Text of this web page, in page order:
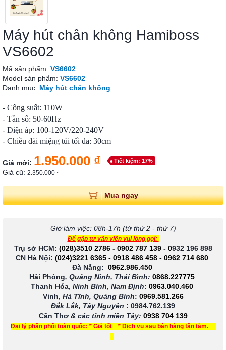
Máy hút chân không Hamiboss
VS6602
Mã sản phẩm: VS6602
Model sản phẩm: VS6602
Danh mục: Máy hút chân không
- Công suất: 110W
- Tần số: 50-60Hz
- Điện áp: 100-120V/220-240V
- Chiều dài miệng túi tối đa: 30cm
Giá mới: 1.950.000 ₫ Tiết kiệm: 17%
Giá cũ: 2.350.000 ₫
Mua ngay
Giờ làm việc: 08h-17h (từ thứ 2 - thứ 7)
Để gặp tư vấn viên vui lòng gọi:
Trụ sở HCM: (028)3510 2786 - 0902 787 139- 0932 196 898
CN Hà Nội: (024)3221 6365 - 0918 486 458 - 0962 714 680
Đà Nẵng: 0962.986.450
Hải Phòng, Quảng Ninh, Thái Bình: 0868.227775
Thanh Hóa, Ninh Bình, Nam Định: 0963.040.460
Vinh, Hà Tĩnh, Quảng Bình: 0969.581.266
Đắk Lắk, Tây Nguyên : 0984.762.139
Cần Thơ & các tỉnh miền Tây: 0938 704 139
Đại lý phân phối toàn quốc: * Giá tốt * Dịch vụ sau bán hàng tận tâm.